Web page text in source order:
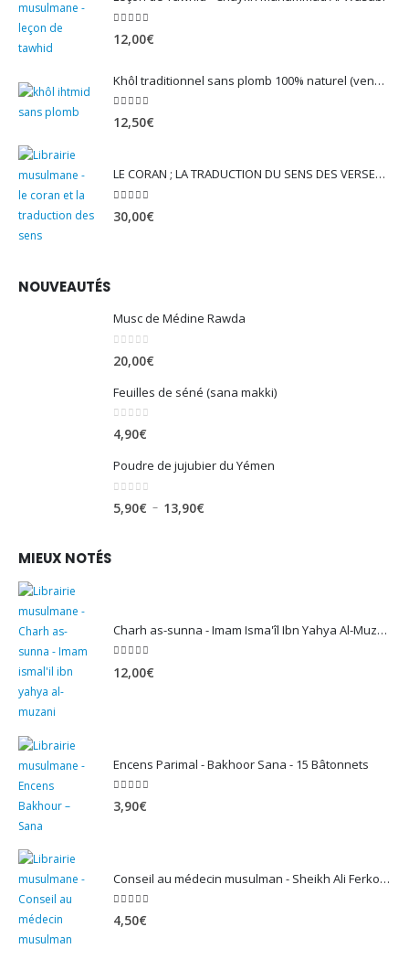
12,00€
Khôl traditionnel sans plomb 100% naturel (vendu avec son mirwed)
4.82sur 5
12,50€
LE CORAN ; LA TRADUCTION DU SENS DES VERSET - EDITION TAWBAH
30,00€
NOUVEAUTÉS
Musc de Médine Rawda
20,00€
Feuilles de séné (sana makki)
0 sur 5
4,90€
Poudre de jujubier du Yémen
5,90€ – 13,90€
MIEUX NOTÉS
Charh as-sunna - Imam Isma'îl Ibn Yahya Al-Muzanî
12,00€
Encens Parimal - Bakhoor Sana - 15 Bâtonnets
5.00sur 5
3,90€
Conseil au médecin musulman - Sheikh Ali Ferkous
5.00sur 5
4,50€